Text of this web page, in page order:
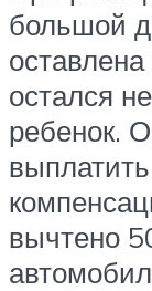
большой
остался
ребенок.
вычтено